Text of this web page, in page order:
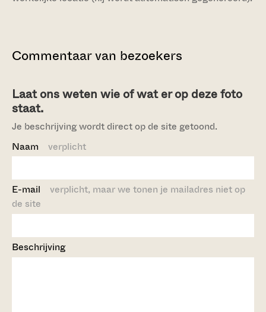
Commentaar van bezoekers
Laat ons weten wie of wat er op deze foto
staat.
Je beschrijving wordt direct op de site getoond.
Naam verplicht
E-mail verplicht, maar we tonen je mailadres niet op
de site
Beschrijving